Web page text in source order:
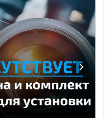
Next